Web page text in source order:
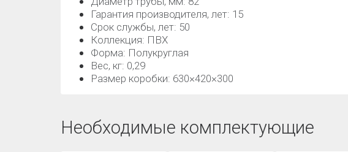
Гарантия производителя, лет: 15
Срок службы, лет: 50
Коллекция: ПВХ
Форма: Полукруглая
Вес, кг: 0,29
Размер коробки: 630×420×300
Необходимые комплектующие